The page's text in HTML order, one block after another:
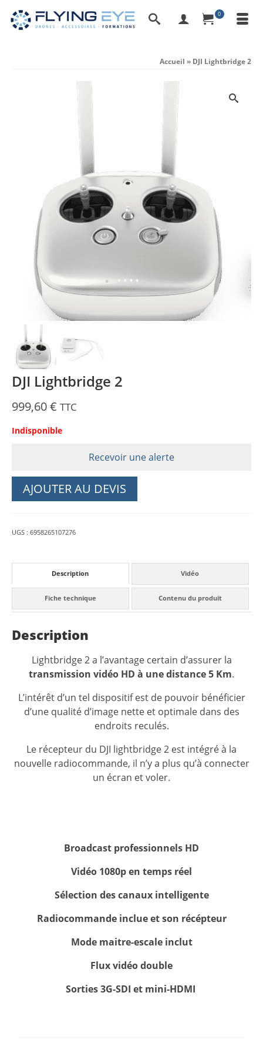
0
Accueil » DJI Lightbridge 2
DJI Lightbridge 2
999,60€ TTC
Indisponible
Recevoir une alerte
AJOUTER AU DEVIS
UGS : 6958265107276
Description Vidéo
Fiche technique Contenu du produit
Description
Lightbridge 2 a l’avantage certain d’assurer la
transmission vidéo HD à une distance 5 Km.
L’intérêt d’un tel dispositif est de pouvoir bénéficier
d’une qualité d’image nette et optimale dans des
endroits reculés.
Le récepteur du DJI lightbridge 2 est intégré à la
nouvelle radiocommande, il n’y a plus qu’à connecter
un écran et voler.
Broadcast professionnels HD
Vidéo 1080p en temps réel
Sélection des canaux intelligente
Radiocommande inclue et son récépteur
Mode maitre-escale inclut
Flux vidéo double
Sorties 3G-SDI et mini-HDMI